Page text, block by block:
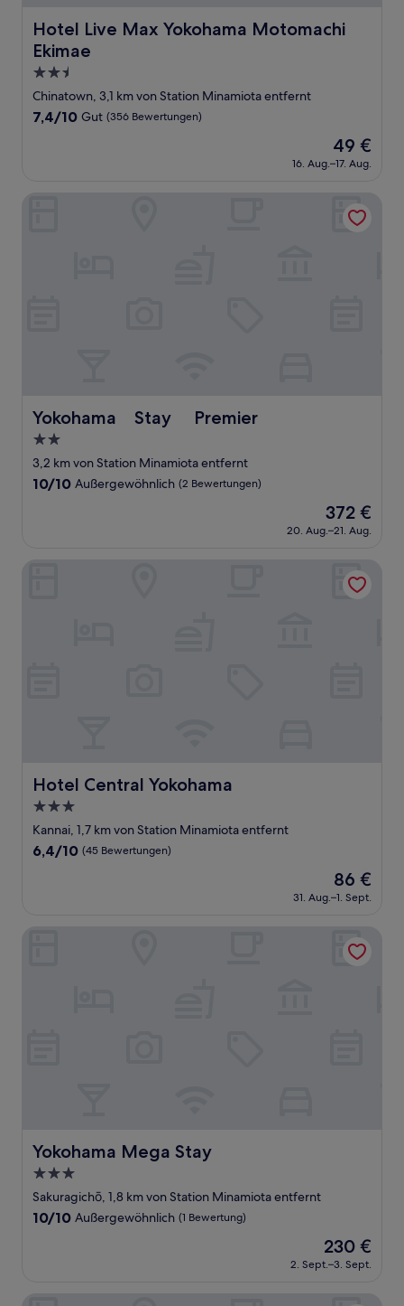
Hotel Live Max Yokohama Motomachi
Ekimae
Hotel Live Max Yokohama Motomachi Ekimae
2.5-
Sterne-
Unterkunft
Chinatown, 3,1 km von Station Minamiota entfernt
7.4
Bewertungen)
7,4/10 Gut (356 Bewertungen)
Der
Preis
beträgt
49 €
16. Aug.–17. Aug.
Yokohama Stay Premier
Yokohama Stay Premier
2.0-
Sterne-
Unterkunft
3,2 km von Station Minamiota entfernt
10.0
Bewertungen)
10/10 Außergewöhnlich (2 Bewertungen)
Der
Preis
beträgt
372 €
20. Aug.–21. Aug.
Hotel Central Yokohama
Hotel Central Yokohama
3.0-
Sterne-
Unterkunft
Kannai, 1,7 km von Station Minamiota entfernt
6.4
6,4/10 (45 Bewertungen)
Der
Preis
beträgt
86 €
31. Aug.–1. Sept.
Yokohama Mega Stay
Yokohama Mega Stay
3.0-
Sterne-
Unterkunft
Sakuragichō, 1,8 km von Station Minamiota entfernt
10.0
Bewertung)
10/10 Außergewöhnlich (1 Bewertung)
Der
Preis
beträgt
230 €
2. Sept.–3. Sept.